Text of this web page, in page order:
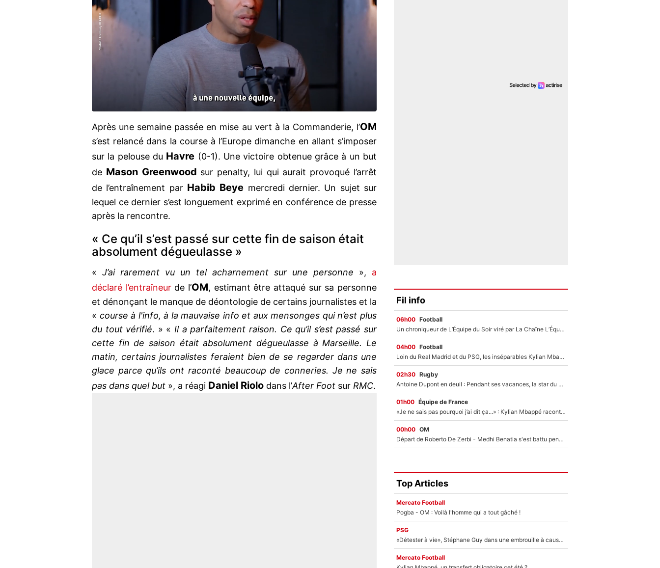
Après une semaine passée en mise au vert à la Commanderie, l’OM
s’est relancé dans la course à l’Europe dimanche en allant s’imposer
sur la pelouse du Havre (0-1). Une victoire obtenue grâce à un but
de Mason Greenwood sur penalty, lui qui aurait provoqué l’arrêt
de l’entraînement par Habib Beye mercredi dernier. Un sujet sur
lequel ce dernier s’est longuement exprimé en conférence de presse
après la rencontre.
« Ce qu’il s’est passé sur cette fin de saison était
absolument dégueulasse »
« J’ai rarement vu un tel acharnement sur une personne », a
déclaré l’entraîneurde l’OM, estimant être attaqué sur sa personne
et dénonçant le manque de déontologie de certains journalistes et la
« course à l'info, à la mauvaise info et aux mensonges qui n’est plus
du tout vérifié. » «Il a parfaitement raison. Ce qu’il s’est passé sur
cette fin de saison était absolument dégueulasse à Marseille. Le
matin, certains journalistes feraient bien de se regarder dans une
glace parce qu’ils ont raconté beaucoup de conneries. Je ne sais
pas dans quel but », a réagi Daniel Riolo dans l’After Foot sur RMC.
Fil info
06h00 Football
Un chroniqueur de L’Équipe du Soir viré par La Chaîne L’Équipe : Même Olivier Ménard n’avait pas pu empêcher son départ, «je l’ai appris sur Twitter, je l’ai vécu assez mal»
04h00 Football
Loin du Real Madrid et du PSG, les inséparables Kylian Mbappé et Achraf Hakimi changent d'équipe le temps d'une journée !
02h30 Rugby
Antoine Dupont en deuil : Pendant ses vacances, la star du XV de France a perdu sa grand-mère
01h00 Équipe de France
«Je ne sais pas pourquoi j’ai dit ça...» : Kylian Mbappé raconte sa première rencontre avec Zinédine Zidane (et c’est très drôle)
00h00 OM
Départ de Roberto De Zerbi - Medhi Benatia s'est battu pendant six mois pour le retenir à l'OM, le PSG a été le naufrage de trop : «Je pars avec toi»
Top Articles
Mercato Football
Pogba - OM : Voilà l'homme qui a tout gâché !
PSG
«Détester à vie», Stéphane Guy dans une embrouille à cause du PSG !
Mercato Football